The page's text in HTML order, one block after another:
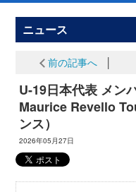
ニュース
前の記事へ
U-19日本代表 メン
Maurice Revello
ンス）
2026年05月27日